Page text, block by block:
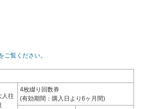
ご覧ください。
人往
4枚綴り回数券
(有効期間：購入日より6ヶ月間)